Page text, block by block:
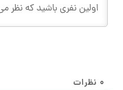
۰ نظرات